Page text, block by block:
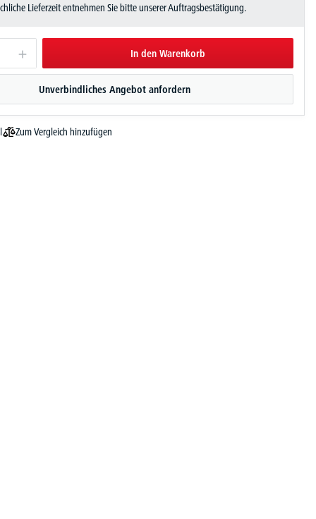
Lieferzeit entnehmen Sie bitte unserer Auftragsbestätigung.
In den Warenkorb
Unverbindliches Angebot anfordern
Zum Vergleich hinzufügen